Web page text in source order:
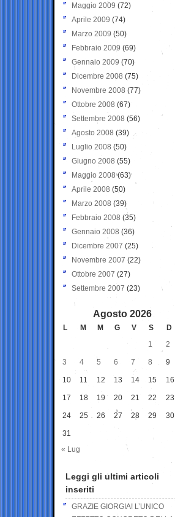
Maggio 2009 (72)
Aprile 2009 (74)
Marzo 2009 (50)
Febbraio 2009 (69)
Gennaio 2009 (70)
Dicembre 2008 (75)
Novembre 2008 (77)
Ottobre 2008 (67)
Settembre 2008 (56)
Agosto 2008 (39)
Luglio 2008 (50)
Giugno 2008 (55)
Maggio 2008(63)
Aprile 2008 (50)
Marzo 2008 (39)
Febbraio 2008 (35)
Gennaio 2008 (36)
Dicembre 2007 (25)
Novembre 2007 (22)
Ottobre 2007 (27)
Settembre 2007 (23)
Agosto 2026
L M M G V S
D
1
2
3 4 5 6 7 8 9
10 11 12 13 14 15 16
17 18 19 20 21 22 23
24 25 26 27 28 29 30
31
« Lug
Leggi gli ultimi articoli
inseriti
GRAZIE GIORGIA! L’UNICO